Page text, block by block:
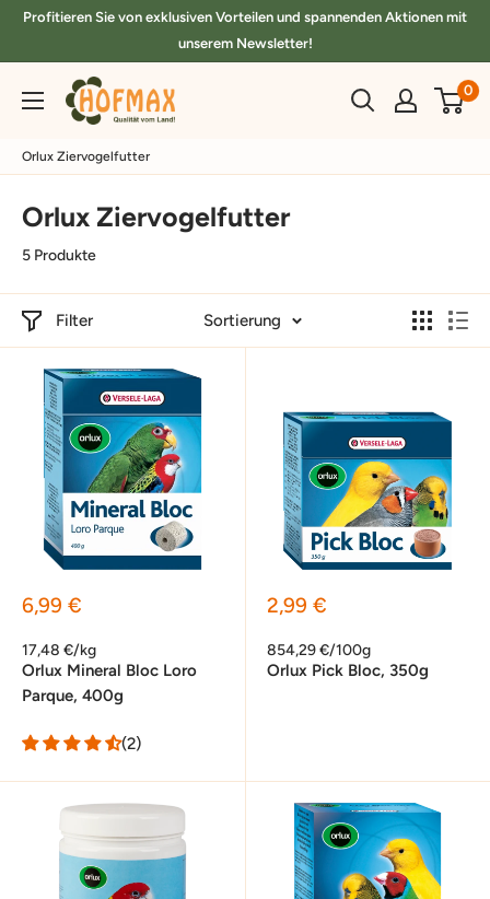
DirektProfitieren Sie von exklusiven Vorteilen und spannenden Aktionen mit
unserem Newsletter!
hofmax.de 0
Orlux Ziervogelfutter
Orlux Ziervogelfutter
5 Produkte
Filter Sortierung
Sonderpreis
6,99 €
17,48 €/kg
Orlux Mineral Bloc Loro
Parque, 400g
(2)
Sonderpreis
2,99 €
854,29 €/100g
Orlux Pick Bloc, 350g